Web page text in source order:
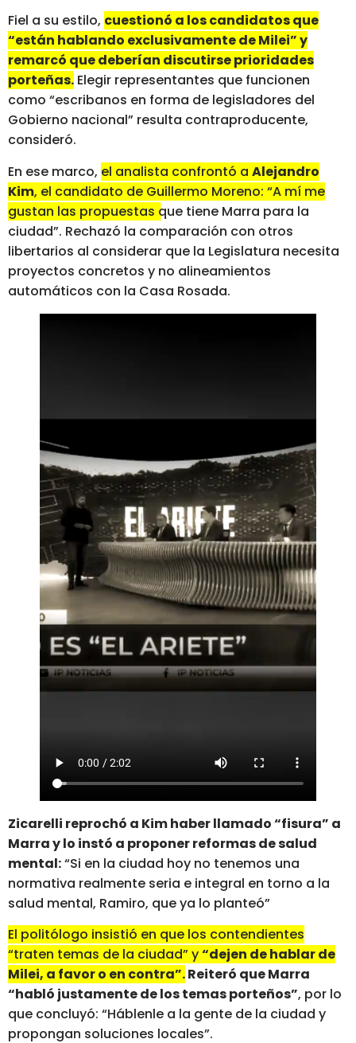
Fiel a su estilo, cuestionó a los candidatos que
“están hablando exclusivamente de Milei” y
remarcó que deberían discutirse prioridades
porteñas. Elegir representantes que funcionen
como “escribanos en forma de legisladores del
Gobierno nacional” resulta contraproducente,
consideró.
En ese marco, el analista confrontó a Alejandro
Kim, el candidato de Guillermo Moreno: “A mí me
gustan las propuestas que tiene Marra para la
ciudad”. Rechazó la comparación con otros
libertarios al considerar que la Legislatura necesita
proyectos concretos y no alineamientos
automáticos con la Casa Rosada.
Zicarelli reprochó a Kim haber llamado “fisura” a
Marra y lo instó a proponer reformas de salud
mental:“Si en la ciudad hoy no tenemos una
normativa realmente seria e integral en torno a la
salud mental, Ramiro, que ya lo planteó”
El politólogo insistió en que los contendientes
“traten temas de la ciudad” y“dejen de hablar de
Milei, a favor o en contra”.Reiteró que Marra
“habló justamente de los temas porteños”, por lo
que concluyó: “Háblenle a la gente de la ciudad y
propongan soluciones locales”.